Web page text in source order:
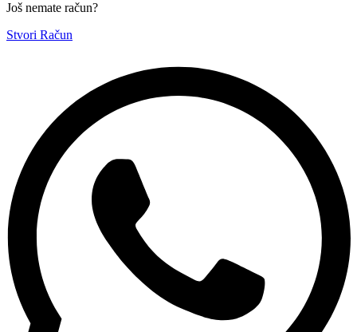
Još nemate račun?
Stvori Račun